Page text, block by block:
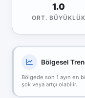
1.0
ORT. BÜYÜKLÜK
Bölgesel
Bölgede son 1 ayın en
şok veya artçı olabilir.